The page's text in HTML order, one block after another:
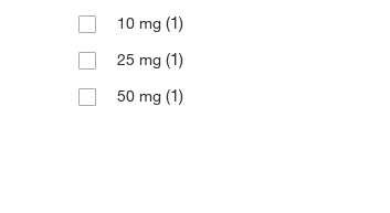
10 mg (1)
25 mg (1)
50 mg (1)